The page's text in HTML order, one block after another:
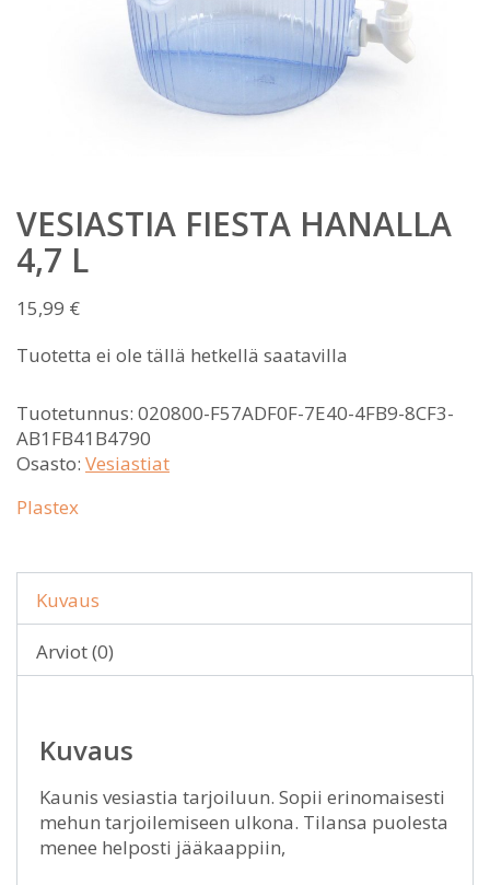
VESIASTIA FIESTA HANALLA
4,7 L
15,99 €
Tuotetta ei ole tällä hetkellä saatavilla
Tuotetunnus: 020800-F57ADF0F-7E40-4FB9-8CF3-
AB1FB41B4790
Osasto: Vesiastiat
Plastex
Kuvaus
Arviot (0)
Kuvaus
Kaunis vesiastia tarjoiluun. Sopii erinomaisesti
mehun tarjoilemiseen ulkona. Tilansa puolesta
menee helposti jääkaappiin,